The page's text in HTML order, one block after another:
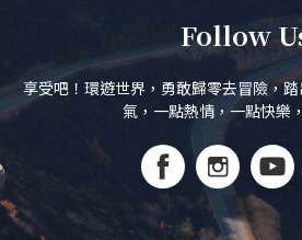
Follow
享受吧！環遊世界，勇敢歸零去冒險，
氣，一點熱情，一點快樂